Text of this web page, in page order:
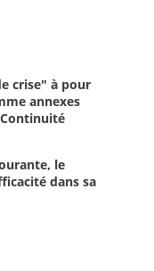
crise" à pour
annexes
le
dans sa